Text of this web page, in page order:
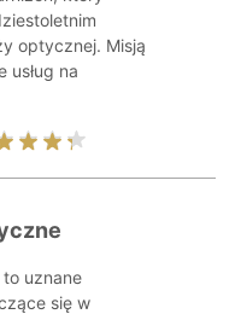
optycznej. Misją
usług na
uznane
się w